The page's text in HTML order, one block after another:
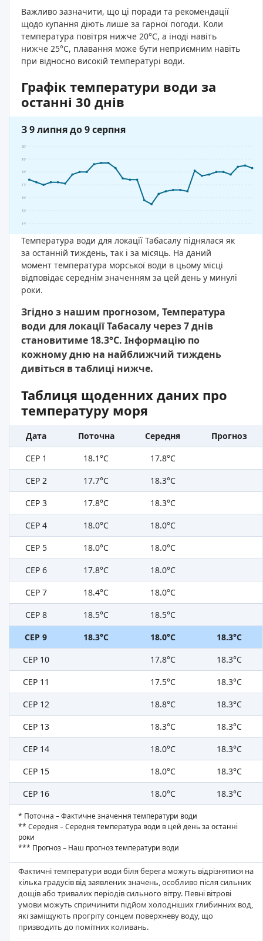
Важливо зазначити, що ці поради та рекомендації
щодо купання діють лише за гарної погоди. Коли
температура повітря нижче 20°C, а іноді навіть
нижче 25°C, плавання може бути неприємним навіть
при відносно високій температурі води.
Графік температури води за
останні 30 днів
З 9 липня до 9 серпня
14°
15°
16°
17°
18°
19°
20°
Температура води для локації Табасалу піднялася як
за останній тиждень, так і за місяць. На даний
момент температура морської води в цьому місці
відповідає середнім значенням за цей день у минулі
роки.
Згідно з нашим прогнозом, Температура
води для локації Табасалу через 7 днів
становитиме 18.3°C. Інформацію по
кожному дню на найближчий тиждень
дивіться в таблиці нижче.
Таблиця щоденних даних про
температуру моря
Дата Поточна Середня
Прогноз
СЕР 1
18.1°C
17.8°C
СЕР 2
17.7°C
18.3°C
СЕР 3
17.8°C
18.3°C
СЕР 4
18.0°C
18.0°C
СЕР 5
18.0°C
18.0°C
СЕР 6
17.8°C
18.0°C
СЕР 7
18.4°C
18.0°C
СЕР 8
18.5°C
18.5°C
СЕР 9
18.3°C 18.0°C
18.3°C
СЕР 10
17.8°C
18.3°C
СЕР 11
17.5°C
18.3°C
СЕР 12
18.8°C
18.3°C
СЕР 13
18.3°C
18.3°C
СЕР 14
18.0°C
18.3°C
СЕР 15
18.0°C
18.3°C
СЕР 16
18.0°C 18.3°C
* Поточна – Фактичне значення температури води
** Середня – Середня температура води в цей день за останні
роки
*** Прогноз – Наш прогноз температури води
Фактичні температури води біля берега можуть відрізнятися на
кілька градусів від заявлених значень, особливо після сильних
дощів або тривалих періодів сильного вітру. Певні вітрові
умови можуть спричинити підйом холодніших глибинних вод,
які заміщують прогріту сонцем поверхневу воду, що
призводить до помітних коливань.